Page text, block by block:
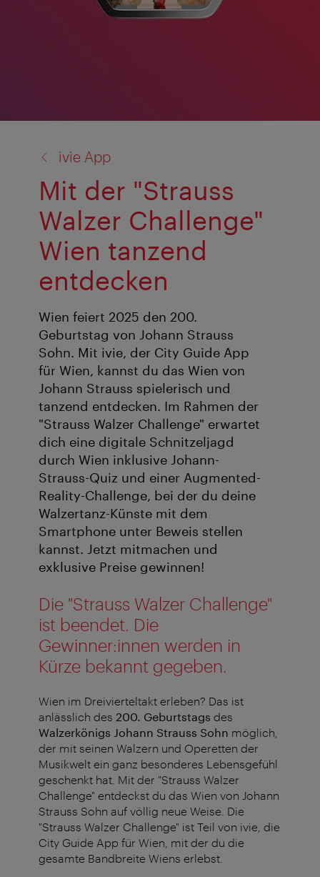
ivie App
Mit der "Strauss
Walzer Challenge"
Wien tanzend
entdecken
Wien feiert 2025 den 200.
Geburtstag von Johann Strauss
Sohn. Mit ivie, der City Guide App
für Wien, kannst du das Wien von
Johann Strauss spielerisch und
tanzend entdecken. Im Rahmen der
"Strauss Walzer Challenge" erwartet
dich eine digitale Schnitzeljagd
durch Wien inklusive Johann-
Strauss-Quiz und einer Augmented-
Reality-Challenge, bei der du deine
Walzertanz-Künste mit dem
Smartphone unter Beweis stellen
kannst. Jetzt mitmachen und
exklusive Preise gewinnen!
Die "Strauss Walzer Challenge"
ist beendet. Die
Gewinner:innen werden in
Kürze bekannt gegeben.
Wien im Dreivierteltakt erleben? Das ist
anlässlich des 200. Geburtstags des
Walzerkönigs Johann Strauss Sohn möglich,
der mit seinen Walzern und Operetten der
Musikwelt ein ganz besonderes Lebensgefühl
geschenkt hat. Mit der "Strauss Walzer
Challenge" entdeckst du das Wien von Johann
Strauss Sohn auf völlig neue Weise. Die
"Strauss Walzer Challenge" ist Teil von ivie, die
City Guide App für Wien, mit der du die
gesamte Bandbreite Wiens erlebst.